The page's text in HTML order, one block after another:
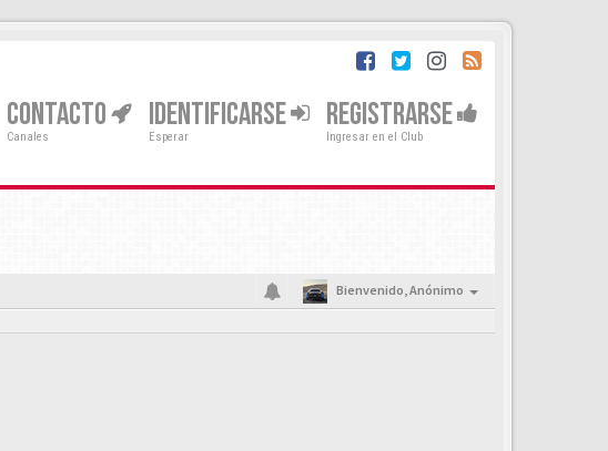
CONTACTO
Canales
IDENTIFICARSE
Esperar
REGISTRARSE
Ingresar en el Club
Bienvenido,Anónimo